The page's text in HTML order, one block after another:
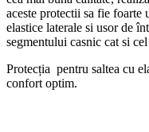
aceste protectii sa fie
elastice laterale si usor de
segmentului casnic cat si
Protecția pentru saltea cu
confort optim.